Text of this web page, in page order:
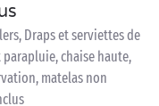
Draps et serviettes de
chaise haute,
matelas non